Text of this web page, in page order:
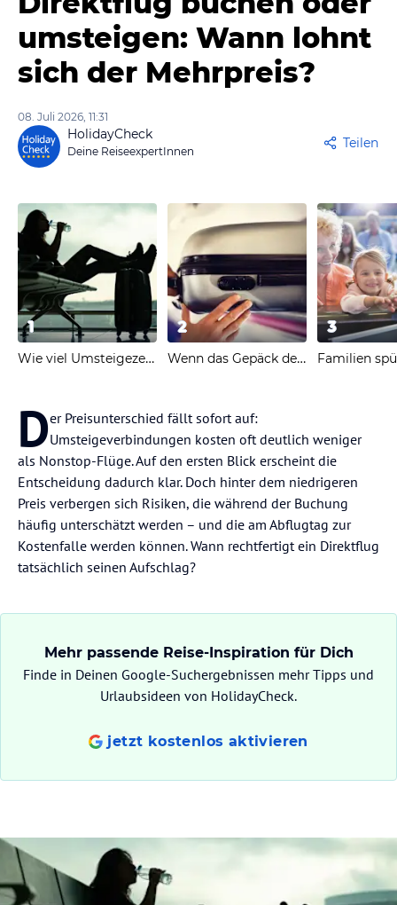
umsteigen: Wann lohnt
sich der Mehrpreis?
08. Juli 2026, 11:31
HolidayCheck
Deine ReiseexpertInnen
Teilen
1
Wie viel Umsteigezeit wirklich nötig ist
2
Wenn das Gepäck den Anschluss verpasst
3
Der Preisunterschied fällt sofort auf:
Umsteigeverbindungen kosten oft deutlich weniger
als Nonstop-Flüge. Auf den ersten Blick erscheint die
Entscheidung dadurch klar. Doch hinter dem niedrigeren
Preis verbergen sich Risiken, die während der Buchung
häufig unterschätzt werden – und die am Abflugtag zur
Kostenfalle werden können. Wann rechtfertigt ein Direktflug
tatsächlich seinen Aufschlag?
Mehr passende Reise-Inspiration für Dich
Finde in Deinen Google-Suchergebnissen mehr Tipps und
Urlaubsideen von HolidayCheck.
jetzt kostenlos aktivieren